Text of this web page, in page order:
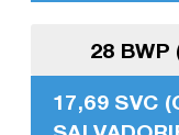
28 BWP
17,69 SVC